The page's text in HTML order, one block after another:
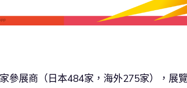
參展商（日本484家，海外275家），展